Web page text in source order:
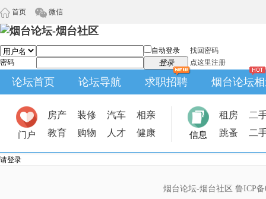
首页 微信
自动登录
找回密码
密码
登录 点这里注册
论坛首页 论坛导航 求职招聘 烟台论坛
门户
房产 装修 汽车
相亲
教育
购物 人才 健康 信息
租房
二
跳蚤
二
请登录
烟台论坛-烟台社区 鲁ICP备